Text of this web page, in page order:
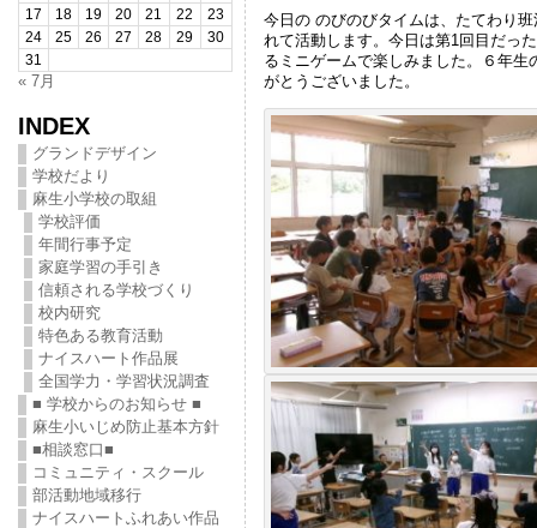
17
18 19 20 21 22
23
24
25 26 27 28 29
30
31
« 7月
INDEX
グランドデザイン
学校だより
麻生小学校の取組
学校評価
年間行事予定
家庭学習の手引き
信頼される学校づくり
校内研究
特色ある教育活動
ナイスハート作品展
全国学力・学習状況調査
■ 学校からのお知らせ ■
麻生小いじめ防止基本方針
■相談窓口■
コミュニティ・スクール
部活動地域移行
ナイスハートふれあい作品
今日の のびのびタイムは、たてわり
れて活動します。今日は第1回目だっ
るミニゲームで楽しみました。６年
がとうございました。